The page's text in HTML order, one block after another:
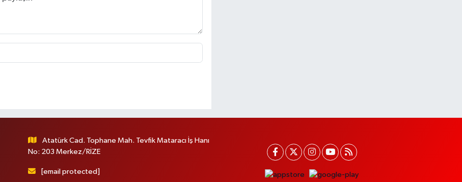
Atatürk Cad. Tophane Mah. Tevfik Mataracı İş Hanı
No: 203 Merkez/RİZE
[email protected]